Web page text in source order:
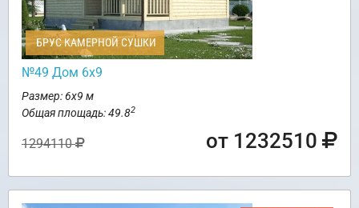
БРУС КАМЕРНОЙ СУШКИ
№49 Дом 6х9
Размер: 6х9 м
Общая площадь: 49.82
1294110 от 1232510